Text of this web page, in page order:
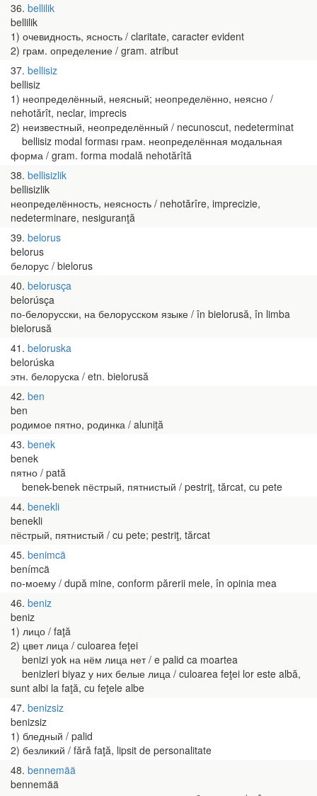
36 bellilik
bellilik
1) очевидность, ясность / claritate, caracter evident
2) грам. определение / gram. atribut
37 bellisiz
bellisiz
1) неопределённый, неясный; неопределённо, неясно /
nehotărît, neclar, imprecis
2) неизвестный, неопределённый / necunoscut, nedeterminat
bellisiz modal forması грам. неопределённая модальная
форма / gram. forma modală nehotărîtă
38 bellisizlik
bellisizlik
неопределённость, неясность / nehotărîre, imprecizie,
nedeterminare, nesiguranţă
39 belorus
belorus
белорус / bielorus
40 belorusça
belorúsça
по-белорусски, на белорусском языке / în bielorusă, în limba
bielorusă
41 beloruska
belorúska
этн. белоруска / etn. bielorusă
42 ben
ben
родимое пятно, родинка / aluniţă
43 benek
benek
пятно / pată
benek-benek пёстрый, пятнистый / pestriţ, tărcat, cu pete
44 benekli
benekli
пёстрый, пятнистый / cu pete; pestriţ, tărcat
45 benimcä
benímcä
по-моему / după mine, conform părerii mele, în opinia mea
46 beniz
beniz
1) лицо / faţă
2) цвет лица / culoarea feţei
benizi yok на нём лица нет / e palid ca moartea
benizleri biyaz у них белые лица / culoarea feţei lor este albă,
sunt albi la faţă, cu feţele albe
47 benizsiz
benizsiz
1) бледный / palid
2) безликий / fără faţă, lipsit de personalitate
48 bennemää
bennemää